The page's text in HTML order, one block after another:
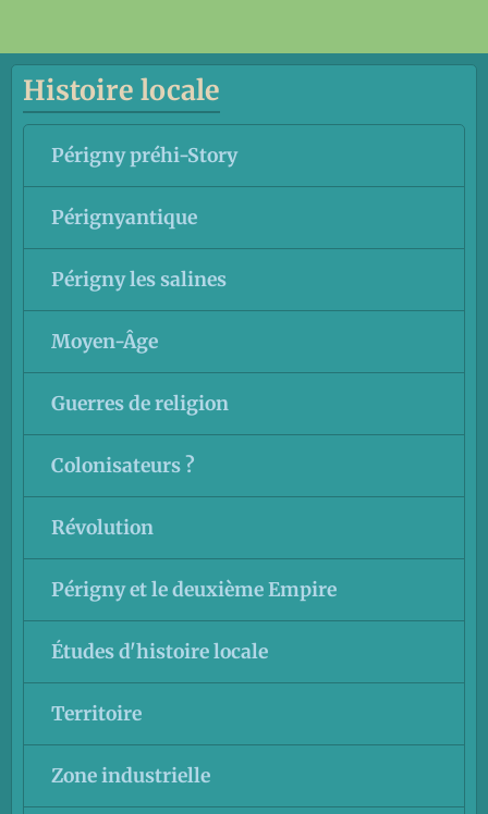
Histoire locale
Périgny préhi-Story
Pérignyantique
Périgny les salines
Moyen-Âge
Guerres de religion
Colonisateurs ?
Révolution
Périgny et le deuxième Empire
Études d'histoire locale
Territoire
Zone industrielle